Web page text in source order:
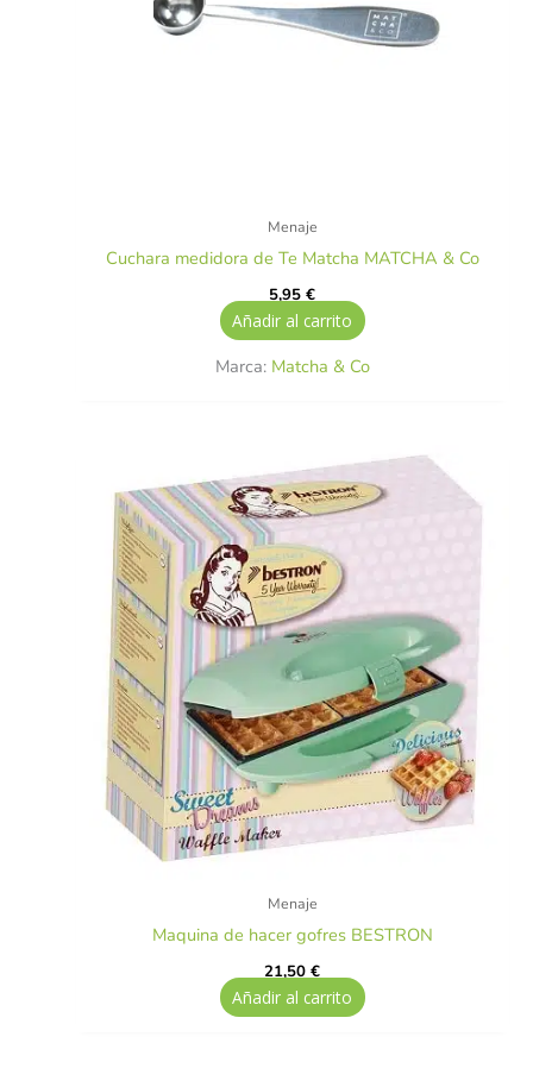
Menaje
Cuchara medidora de Te Matcha MATCHA & Co
5,95€
Añadir al carrito
Marca: Matcha & Co
Menaje
Maquina de hacer gofres BESTRON
21,50€
Añadir al carrito